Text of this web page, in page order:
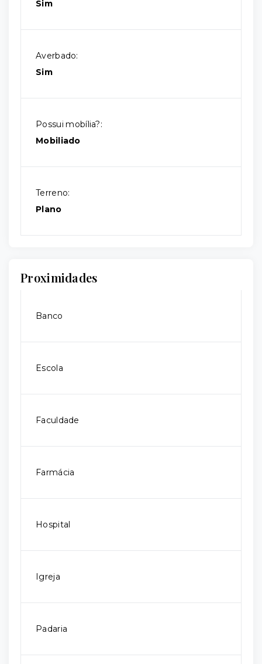
Sim
Averbado:
Sim
Possui mobília?:
Mobiliado
Terreno:
Plano
Proximidades
Banco
Escola
Faculdade
Farmácia
Hospital
Igreja
Padaria